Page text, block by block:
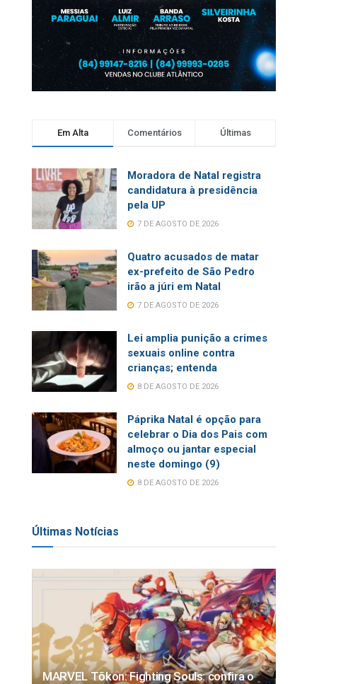
Em Alta Comentários Últimas
Moradora de Natal registra
candidatura à presidência
pela UP
7 DE AGOSTO DE 2026
Quatro acusados de matar
ex-prefeito de São Pedro
irão a júri em Natal
7 DE AGOSTO DE 2026
Lei amplia punição a crimes
sexuais online contra
crianças; entenda
8 DE AGOSTO DE 2026
Páprika Natal é opção para
celebrar o Dia dos Pais com
almoço ou jantar especial
neste domingo (9)
8 DE AGOSTO DE 2026
Últimas Notícias
MARVEL Tōkon: Fighting Souls: confira o